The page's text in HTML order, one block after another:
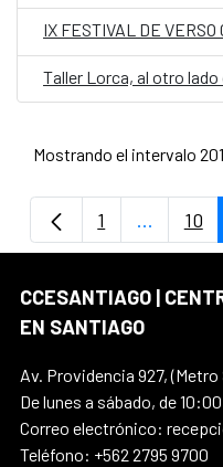
IX FESTIVAL DE VERSO
Taller Lorca, al otro lado
Mostrando el intervalo
Página
1 ...Páginas
10
CCESANTIAGO |
EN SANTIAGO
Av. Providencia 927, (Metro
De lunes a sábado, de
Correo electrónico:
Teléfono: +562 2795 9700